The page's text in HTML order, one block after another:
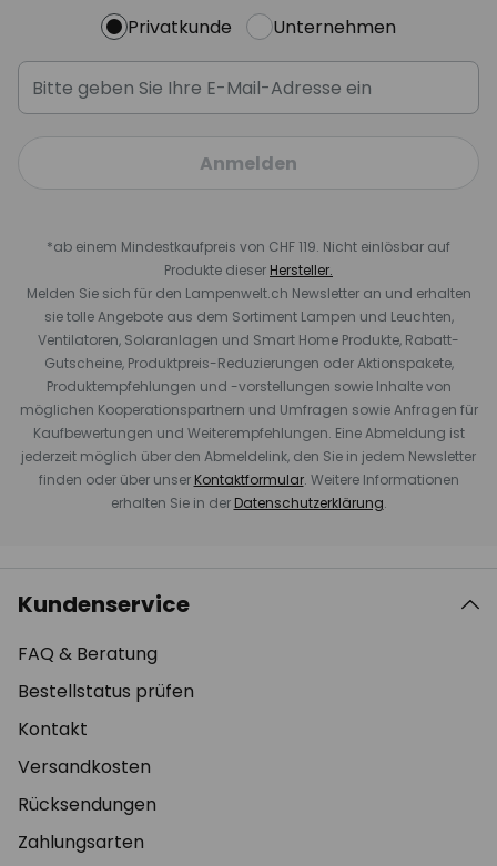
Privatkunde Unternehmen
Anmelden
*ab einem Mindestkaufpreis von CHF 119. Nicht einlösbar auf
Produkte dieser Hersteller.
Melden Sie sich für den Lampenwelt.ch Newsletter an und erhalten
sie tolle Angebote aus dem Sortiment Lampen und Leuchten,
Ventilatoren, Solaranlagen und Smart Home Produkte, Rabatt-
Gutscheine, Produktpreis-Reduzierungen oder Aktionspakete,
Produktempfehlungen und -vorstellungen sowie Inhalte von
möglichen Kooperationspartnern und Umfragen sowie Anfragen für
Kaufbewertungen und Weiterempfehlungen. Eine Abmeldung ist
jederzeit möglich über den Abmeldelink, den Sie in jedem Newsletter
finden oder über unser Kontaktformular. Weitere Informationen
erhalten Sie in der Datenschutzerklärung.
Kundenservice
FAQ & Beratung
Bestellstatus prüfen
Kontakt
Versandkosten
Rücksendungen
Zahlungsarten